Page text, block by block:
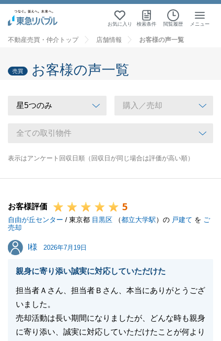
お気に入り 検索条件 閲覧履歴 メニュー
不動産売買・仲介トップ 店舗情報 お客様の声一覧
売買 お客様の声一覧
表示はアンケート回収日順（回収日が同じ場合は評価が高い順）
お客様評価 5
自由が丘センター / 東京都 目黒区 （都立大学駅）の 戸建て を ご
売却
I様
I様 2026年7月19日
親身に寄り添い誠実に対応していただけた
担当者Ａさん、担当者Ｂさん、本当にありがとうござ
いました。
売却活動は長い期間になりましたが、どんな時も親身
に寄り添い、誠実に対応していただけたことが何より